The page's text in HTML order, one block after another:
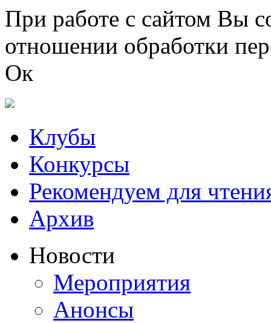
Перейти к основному содержанию
При работе с сайтом Вы
отношении обработки
Ок
Клубы
Конкурсы
Рекомендуем для
Архив
Новости
Мероприятия
Анонсы